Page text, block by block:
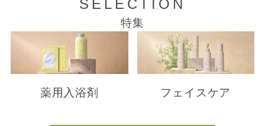
SELECTION
特集
薬用入浴剤 フェイスケア